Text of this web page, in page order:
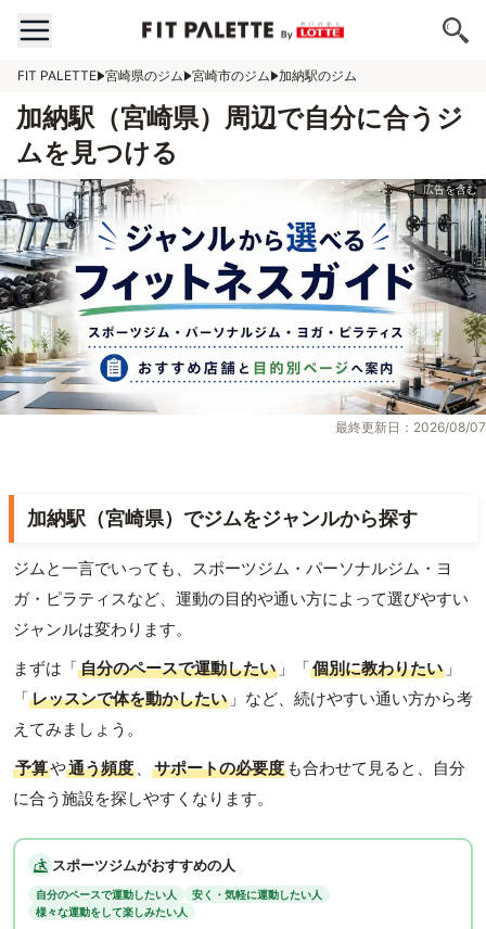
FIT PALETTE 宮崎県のジム 宮崎市のジム 加納駅のジム
加納駅（宮崎県）周辺で自分に合うジ
ムを見つける
最終更新日：2026/08/07
加納駅（宮崎県）でジムをジャンルから探す
ジムと一言でいっても、スポーツジム・パーソナルジム・ヨ
ガ・ピラティスなど、運動の目的や通い方によって選びやすい
ジャンルは変わります。
まずは「自分のペースで運動したい 」「個別に教わりたい 」
「レッスンで体を動かしたい 」など、続けやすい通い方から考
えてみましょう。
予算や通う頻度 、 サポートの必要度 も合わせて見ると、自分
に合う施設を探しやすくなります。
スポーツジムがおすすめの人
自分のペースで運動したい人
安く・気軽に運動したい人
様々な運動をして楽しみたい人